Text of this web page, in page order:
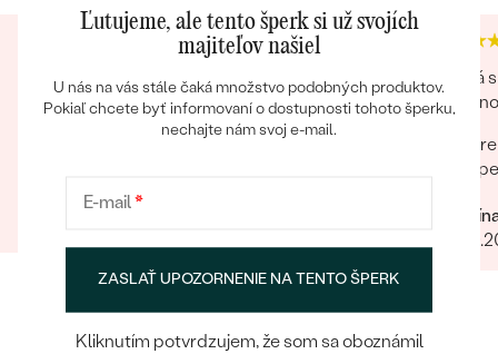
Krásny milý náhrdelník s príbehom. Ponuka
výberu krabičky, balenia.... je milým
prekvapením, plus ešte ďalší bonus prianie.
určite odporúčam
Veľká
Ľutujeme, ale tento šperk si už svojích
majiteľov našiel
U nás na vás stále čaká množstvo podobných produktov.
Pokiaľ chcete byť informovaní o dostupnosti tohoto šperku,
nechajte nám svoj e-mail.
E-mail*
ZASLAŤ UPOZORNENIE NA TENTO ŠPERK
Kliknutím potvrdzujem, že som sa oboznámil